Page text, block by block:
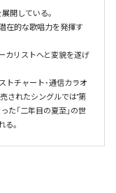
開している。
在的な歌唱力を発揮す
カリストへと変貌を遂げ
トチャート･通信カラオ
されたシングルでは"第
た「二年目の夏至」の世
。